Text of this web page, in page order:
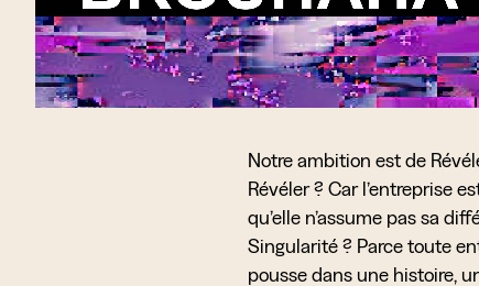
Notre ambition est de
Révéler ? Car l’entreprise
qu’elle n’assume pas sa
Singularité ? Parce toute
pousse dans une histoire,